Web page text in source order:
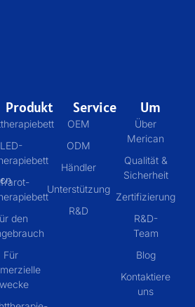
Produkt
LED-
den
Für
Service
OEM
ODM
Händler
Unterstützung
R&D
Um
Über
Merican
Qualität &
Sicherheit
Zertifizierung
R&D-
Team
Blog
Kontaktiere
uns